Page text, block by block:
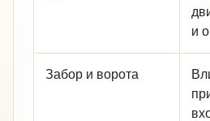
и
Забор и ворота